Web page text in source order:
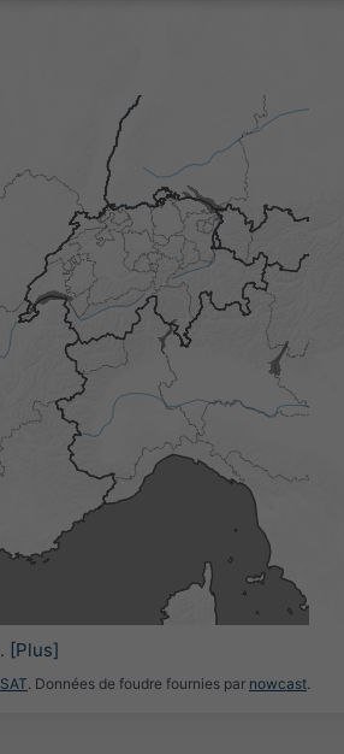
. [Plus]
. Données de foudre fournies par nowcast.